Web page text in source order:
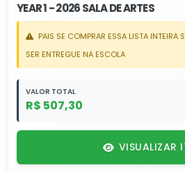
YEAR 1 - 2026 SALA DE ARTES
PAIS SE COMPRAR ESSA LISTA INTEIRA
SER ENTREGUE NA ESCOLA
VALOR TOTAL
R$ 507,30
VISUALIZAR